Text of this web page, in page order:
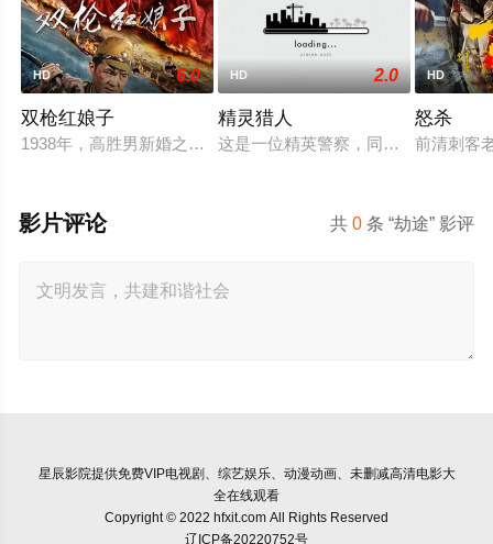
HD 6.0
双枪红娘子
1938年，高胜男新婚之日，丈夫被日军残害，父辈亦遭屠戮。
HD 2.0
精灵猎人
这是一位精英警察，同时也是精灵猎
HD
怒杀
前清刺客
共0 条 “劫途” 影评
影片评论
星辰影院提供免费VIP电视剧、综艺娱乐、动漫动画、未删减高清电影大
全在线观看
Copyright © 2022 hfxit.com All Rights Reserved
辽ICP备20220752号